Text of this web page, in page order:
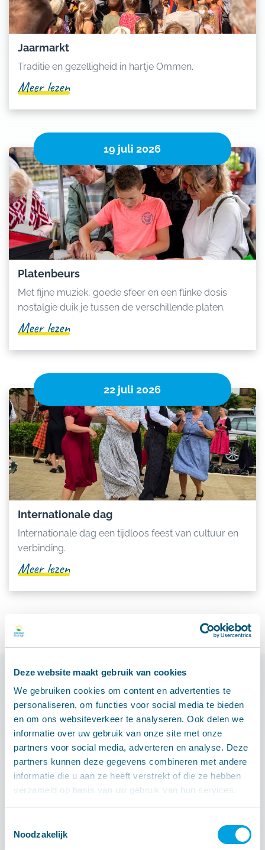
Deze website maakt gebruik van cookies
We gebruiken cookies om content en advertenties te
personaliseren, om functies voor social media te bieden
en om ons websiteverkeer te analyseren. Ook delen we
informatie over uw gebruik van onze site met onze
partners voor social media, adverteren en analyse. Deze
partners kunnen deze gegevens combineren met andere
informatie die u aan ze heeft verstrekt of die ze hebben
verzameld op basis van uw gebruik van hun services.
Noodzakelijk
Jaarmarkt
Traditie en gezelligheid in hartje Ommen.
Meer lezen
19 juli 2026
Platenbeurs
Met fijne muziek, goede sfeer en een flinke dosis
nostalgie duik je tussen de verschillende platen.
Meer lezen
22 juli 2026
Internationale dag
Internationale dag een tijdloos feest van cultuur en
verbinding.
Meer lezen
Onze sponsoren